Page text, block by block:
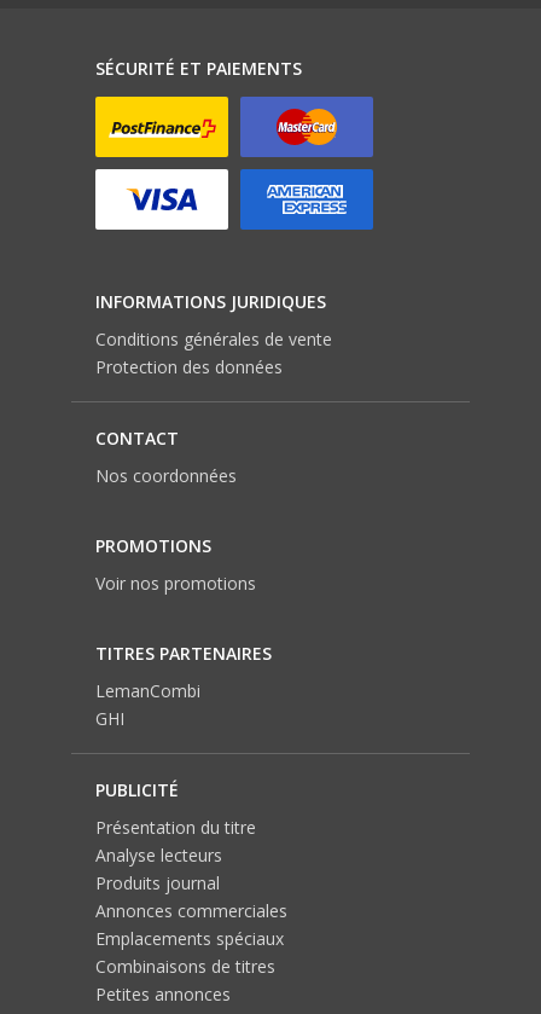
SÉCURITÉ ET PAIEMENTS
INFORMATIONS JURIDIQUES
Conditions générales de vente
Protection des données
CONTACT
Nos coordonnées
PROMOTIONS
Voir nos promotions
TITRES PARTENAIRES
LemanCombi
GHI
PUBLICITÉ
Présentation du titre
Analyse lecteurs
Produits journal
Annonces commerciales
Emplacements spéciaux
Combinaisons de titres
Petites annonces